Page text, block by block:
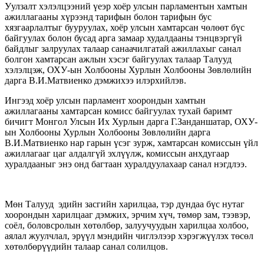
Уулзалт хэлэлцээний үеэр хоёр улсын парламентын хамтын
ажиллагааны хүрээнд тарифын болон тарифын бус
хязгаарлалтыг бууруулах, хоёр улсын хамтарсан чөлөөт бүс
байгуулах болон бусад арга замаар худалдааны тэнцвэргүй
байдлыг залруулах талаар санаачилгатай ажиллахыг санал
болгон хамтарсан ажлын хэсэг байгуулах талаар Талууд
хэлэлцэж, ОХУ-ын Холбооны Хурлын Холбооны Зөвлөлийн
дарга В.И.Матвиенко дэмжихээ илэрхийлэв.
Ингээд хоёр улсын парламент хоорондын хамтын
ажиллагааны хамтарсан комисс байгуулах тухай баримт
бичигт Монгол Улсын Их Хурлын дарга Г.Занданшатар, ОХУ-
ын Холбооны Хурлын Холбооны Зөвлөлийн дарга
В.И.Матвиенко нар гарын үсэг зурж, хамтарсан комиссын үйл
ажиллагааг цаг алдалгүй эхлүүлж, комиссын анхдугаар
хуралдааныг энэ онд багтаан хуралдуулахаар санал нэгдлээ.
Мөн Талууд эдийн засгийн харилцаа, тэр дундаа бүс нутаг
хоорондын харилцааг дэмжих, эрчим хүч, төмөр зам, тээвэр,
соёл, боловсролын хөтөлбөр, залуучуудын харилцаа холбоо,
аялал жуулчлал, эрүүл мэндийн чиглэлээр хэрэгжүүлэх төсөл
хөтөлбөрүүдийн талаар санал солилцов.